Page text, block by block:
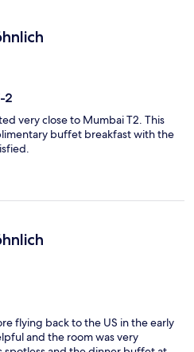
2
very close to Mumbai T2. This
buffet breakfast with the
flying back to the US in the early
and the room was very